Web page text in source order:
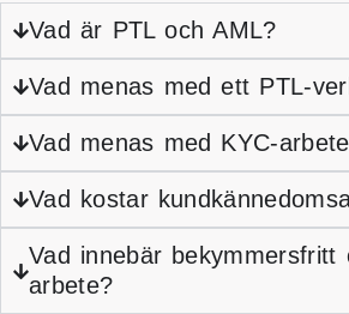
Vad är PTL och AML?
Vad menas med ett PTL-
Vad menas med KYC-
Vad kostar
Vad innebär bekymmersfritt
arbete?